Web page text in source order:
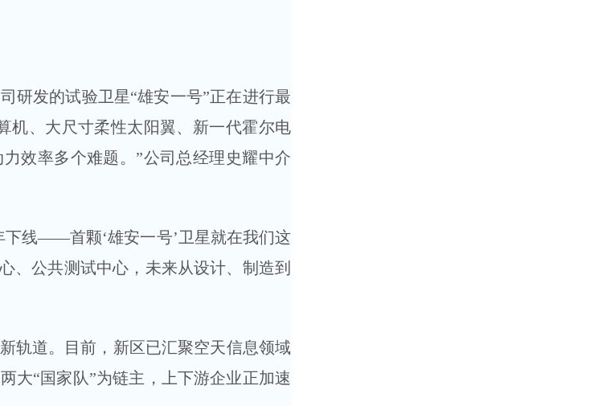
研发的试验卫星“雄安一号”正在进行最
机、大尺寸柔性太阳翼、新一代霍尔电
效率多个难题。”公司总经理史耀中介
下线——首颗‘雄安一号’卫星就在我们这
、公共测试中心，未来从设计、制造到
轨道。目前，新区已汇聚空天信息领域
大“国家队”为链主，上下游企业正加速